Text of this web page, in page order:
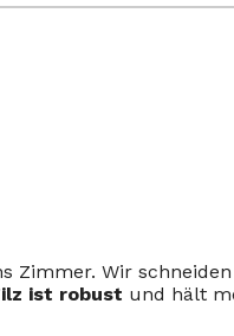
Zimmer. Wir
ist robust und hält